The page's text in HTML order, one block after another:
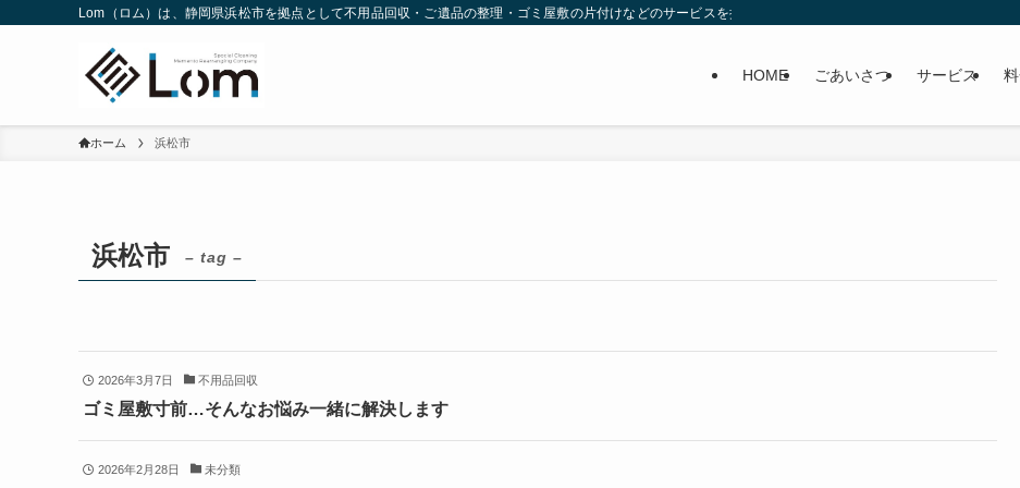
Lom（ロム）は、静岡県浜松市を拠点として不用品回収・ご遺品の整理・ゴミ屋敷の片付けなどのサービスを提供しています。10年以上の業界経験、1,000
HOME ごあいさつ サービス
ホーム 浜松市
浜松市 – tag –
2026年3月7日 不用品回収
ゴミ屋敷寸前…そんなお悩み一緒に解決します
2026年2月28日 未分類